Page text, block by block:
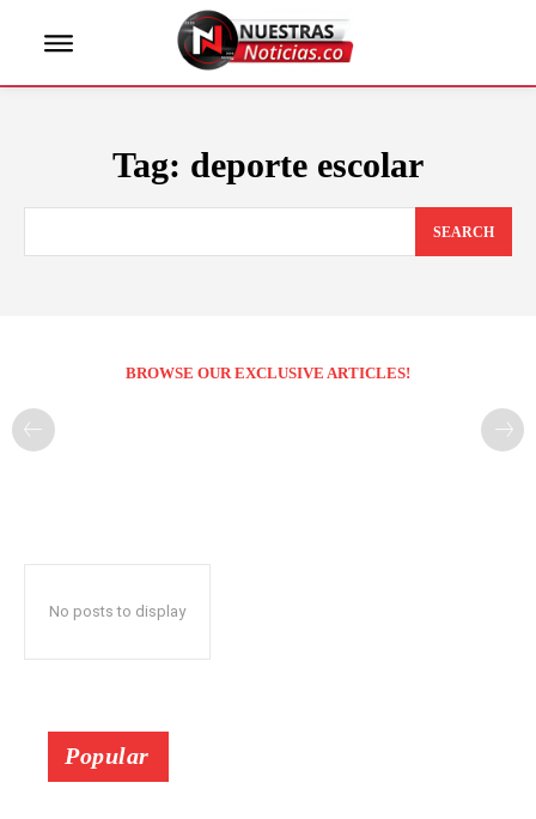
Tag: deporte escolar
SEARCH
BROWSE OUR EXCLUSIVE ARTICLES!
No posts to display
Popular